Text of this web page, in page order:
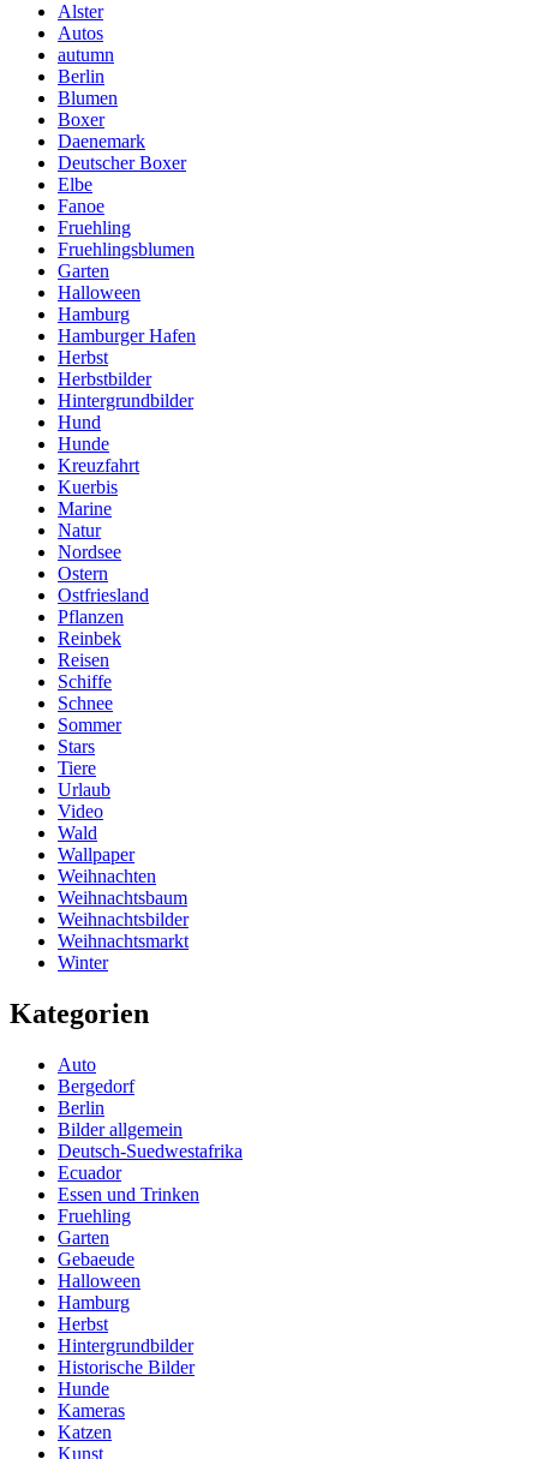
Alster
Autos
autumn
Berlin
Blumen
Boxer
Daenemark
Deutscher Boxer
Elbe
Fanoe
Fruehling
Fruehlingsblumen
Garten
Halloween
Hamburg
Hamburger Hafen
Herbst
Herbstbilder
Hintergrundbilder
Hund
Hunde
Kreuzfahrt
Kuerbis
Marine
Natur
Nordsee
Ostern
Ostfriesland
Pflanzen
Reinbek
Reisen
Schiffe
Schnee
Sommer
Stars
Tiere
Urlaub
Video
Wald
Wallpaper
Weihnachten
Weihnachtsbaum
Weihnachtsbilder
Weihnachtsmarkt
Winter
Kategorien
Auto
Bergedorf
Berlin
Bilder allgemein
Deutsch-Suedwestafrika
Ecuador
Essen und Trinken
Fruehling
Garten
Gebaeude
Halloween
Hamburg
Herbst
Hintergrundbilder
Historische Bilder
Hunde
Kameras
Katzen
Kunst